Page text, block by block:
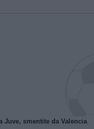
Juve, smentite da Valencia